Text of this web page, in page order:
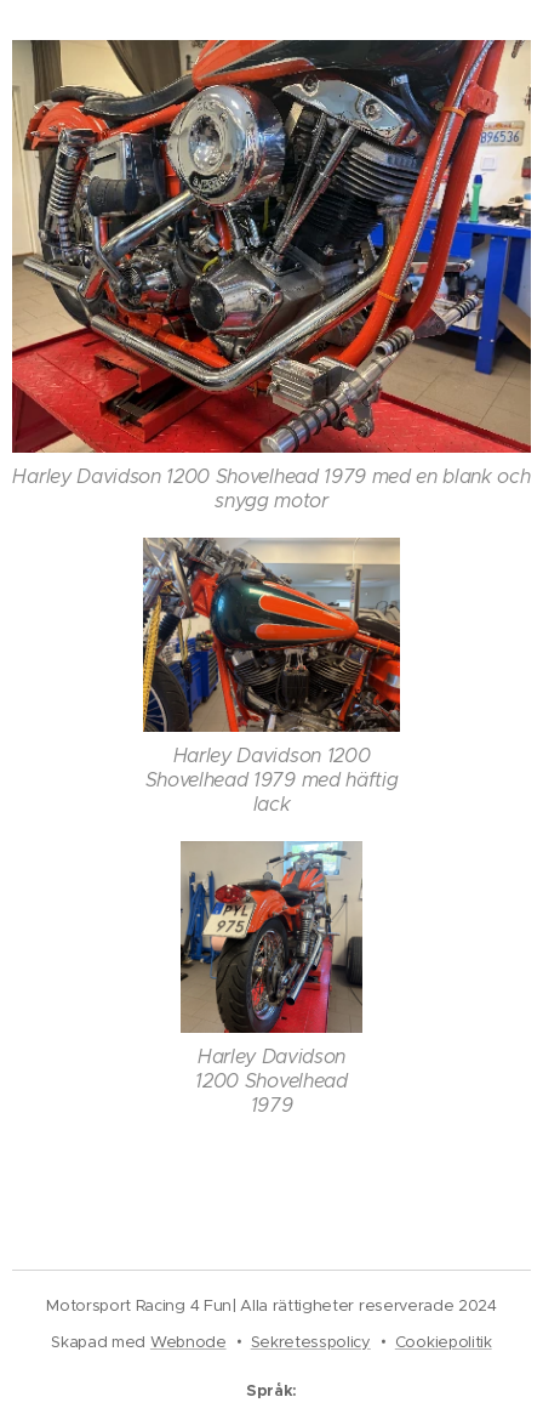
Harley Davidson 1200 Shovelhead 1979 med en blank och
snygg motor
Harley Davidson 1200
Shovelhead 1979 med häftig
lack
Harley Davidson
1200 Shovelhead
1979
Motorsport Racing 4 Fun| Alla rättigheter reserverade 2024
Skapad med Webnode Sekretesspolicy Cookiepolitik
Språk